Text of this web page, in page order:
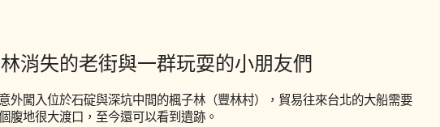
林消失的老街與一群玩耍的小朋友們
外闖入位於石碇與深坑中間的楓子林（豐林村），貿易往來台北的大船需要
腹地很大渡口，至今還可以看到遺跡。